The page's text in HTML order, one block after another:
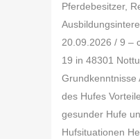
Pferdebesitzer,
20.09.2026 / 9 –
19 in 48301
Grundkenntnisse
des Hufes
gesunder Hufe
Hufsituationen